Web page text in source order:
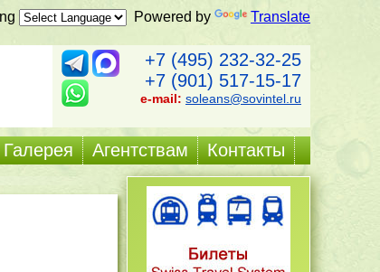
Powered by Translate
+7 (495) 232-32-25
+7 (901) 517-15-17
e-mail: soleans@sovintel.ru
Галерея Агентствам Контакты